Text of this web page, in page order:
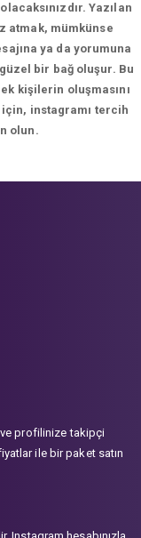
Yazılan
atmak, mümkünse
ya da yorumuna
bir bağ oluşur. Bu
kişilerin oluşmasını
instagramı tercih
olun.
ve profilinize takipçi
ile bir paket satın
Instagram hesabınızla